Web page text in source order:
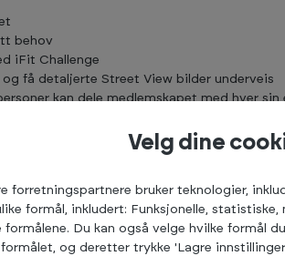
behov
iFit Challenge
få detaljerte Street View bilder underveis
kan dele medlemskapet med hver sin
Velg dine
forretningspartnere bruker teknologier,
formål, inkludert: Funksjonelle,
formålene. Du kan også velge hvilke formål
og deretter trykke 'Lagre